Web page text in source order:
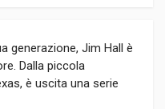
generazione, Jim Hall è
Dalla piccola
è uscita una serie